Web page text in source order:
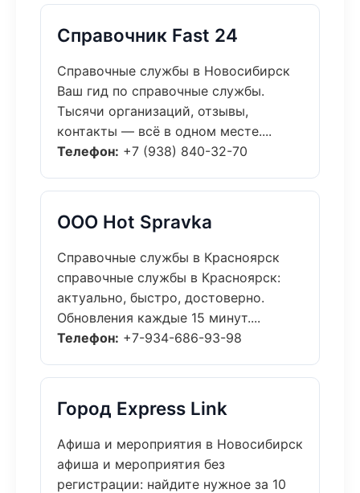
Справочник Fast 24
Справочные службы в Новосибирск
Ваш гид по справочные службы.
Тысячи организаций, отзывы,
контакты — всё в одном месте....
Телефон: +7 (938) 840-32-70
ООО Hot Spravka
Справочные службы в Красноярск
справочные службы в Красноярск:
актуально, быстро, достоверно.
Обновления каждые 15 минут....
Телефон: +7-934-686-93-98
Город Express Link
Афиша и мероприятия в Новосибирск
афиша и мероприятия без
регистрации: найдите нужное за 10